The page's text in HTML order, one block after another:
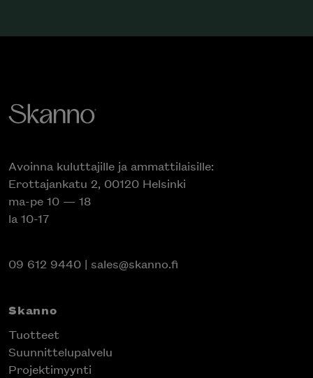
Avoinna kuluttajille ja ammattilaisille:
Erottajankatu 2, 00120 Helsinki
ma-pe 10 — 18
la 10-17
09 612 9440 | sales@skanno.fi
Skanno
Tuotteet
Suunnittelupalvelu
Projektimyynti